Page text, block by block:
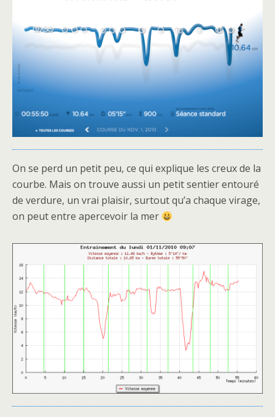
On se perd un petit peu, ce qui explique les creux de la
courbe. Mais on trouve aussi un petit sentier entouré
de verdure, un vrai plaisir, surtout qu’a chaque virage,
on peut entre apercevoir la mer